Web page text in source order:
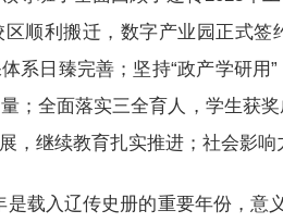
顺利搬迁，数字产业园正式
系日臻完善；坚持“政产学研用
；全面落实三全育人，学生获
，继续教育扎实推进；社会影
是载入辽传史册的重要年份，意